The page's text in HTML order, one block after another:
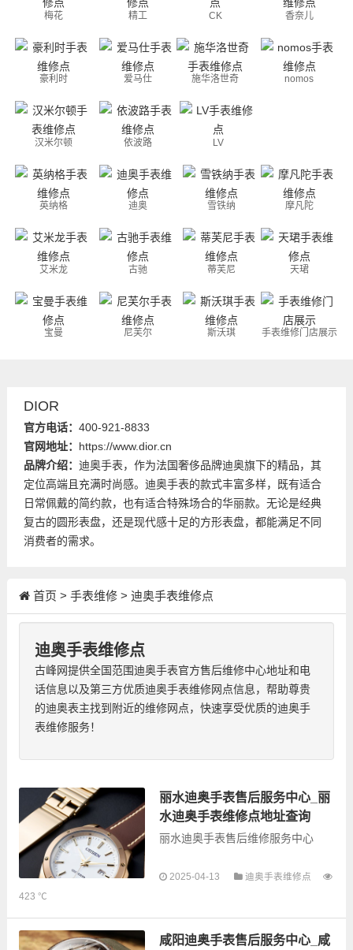
梅花 精工 CK 香奈儿
豪利时 爱马仕 施华洛世奇 nomos
汉米尔顿 依波路 LV
英纳格 迪奥 雪铁纳 摩凡陀
艾米龙 古驰 蒂芙尼 天珺
宝曼 尼芙尔 斯沃琪 手表维修门店展示
DIOR
官方电话： 400-921-8833
官网地址： https://www.dior.cn
品牌介绍： 迪奥手表，作为法国奢侈品牌迪奥旗下的精品，其
定位高端且充满时尚感。迪奥手表的款式丰富多样，既有适合
日常佩戴的简约款，也有适合特殊场合的华丽款。无论是经典
复古的圆形表盘，还是现代感十足的方形表盘，都能满足不同
消费者的需求。
首页 > 手表维修> 迪奥手表维修点
迪奥手表维修点
古峰网提供全国范围迪奥手表官方售后维修中心地址和电
话信息以及第三方优质迪奥手表维修网点信息，帮助尊贵
的迪奥表主找到附近的维修网点，快速享受优质的迪奥手
表维修服务！
丽水迪奥手表售后服务中心_丽
水迪奥手表维修点地址查询
丽水迪奥手表售后维修服务中心
以下是古锋网为您整理的丽水迪奥
的故障检测维修，手表保养等业
务，为了享受优质的...
2025-04-13
迪奥手表维修点
423 ℃
咸阳迪奥手表售后服务中心_咸